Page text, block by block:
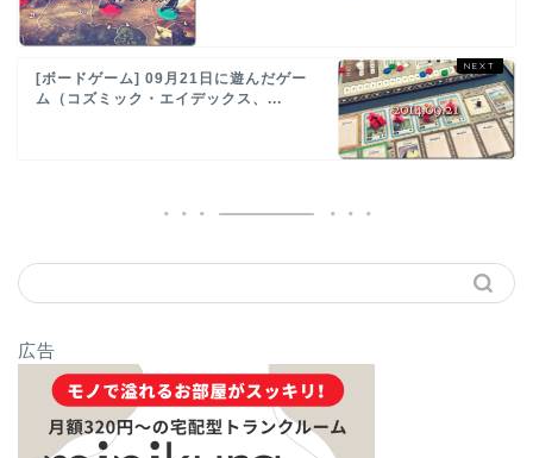
[ボードゲーム] 09月21日に遊んだゲー
ム（コズミック・エイデックス、...
広告